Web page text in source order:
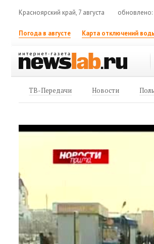
Красноярский край, 7 августа обновлено:
Погода в августе Карта отключений
ТВ-Передачи Новости